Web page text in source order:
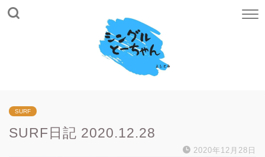
SURF
SURF日記 2020.12.28
2020年12月28日